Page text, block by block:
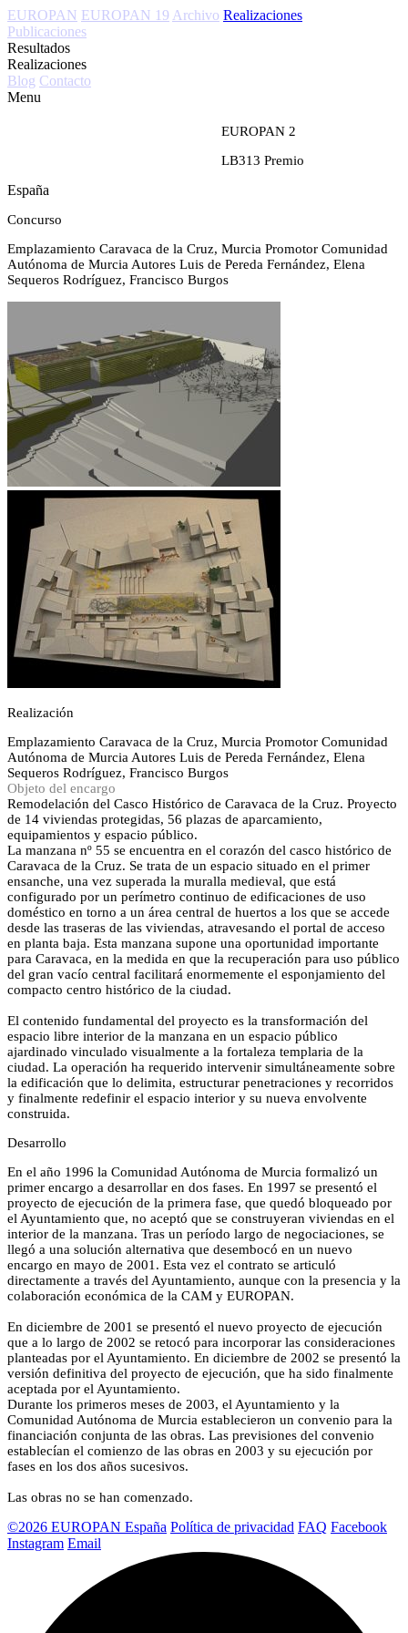
EUROPAN EUROPAN 19 Archivo Realizaciones
Publicaciones
Resultados
Realizaciones
Blog Contacto
Menu
EUROPAN 2
LB313 Premio
España
Concurso
Emplazamiento Caravaca de la Cruz, Murcia Promotor Comunidad
Autónoma de Murcia Autores Luis de Pereda Fernández, Elena
Sequeros Rodríguez, Francisco Burgos
Realización
Emplazamiento Caravaca de la Cruz, Murcia Promotor Comunidad
Autónoma de Murcia Autores Luis de Pereda Fernández, Elena
Sequeros Rodríguez, Francisco Burgos
Objeto del encargo
Remodelación del Casco Histórico de Caravaca de la Cruz. Proyecto
de 14 viviendas protegidas, 56 plazas de aparcamiento,
equipamientos y espacio público.
La manzana nº 55 se encuentra en el corazón del casco histórico de
Caravaca de la Cruz. Se trata de un espacio situado en el primer
ensanche, una vez superada la muralla medieval, que está
configurado por un perímetro continuo de edificaciones de uso
doméstico en torno a un área central de huertos a los que se accede
desde las traseras de las viviendas, atravesando el portal de acceso
en planta baja. Esta manzana supone una oportunidad importante
para Caravaca, en la medida en que la recuperación para uso público
del gran vacío central facilitará enormemente el esponjamiento del
compacto centro histórico de la ciudad.
El contenido fundamental del proyecto es la transformación del
espacio libre interior de la manzana en un espacio público
ajardinado vinculado visualmente a la fortaleza templaria de la
ciudad. La operación ha requerido intervenir simultáneamente sobre
la edificación que lo delimita, estructurar penetraciones y recorridos
y finalmente redefinir el espacio interior y su nueva envolvente
construida.
Desarrollo
En el año 1996 la Comunidad Autónoma de Murcia formalizó un
primer encargo a desarrollar en dos fases. En 1997 se presentó el
proyecto de ejecución de la primera fase, que quedó bloqueado por
el Ayuntamiento que, no aceptó que se construyeran viviendas en el
interior de la manzana. Tras un período largo de negociaciones, se
llegó a una solución alternativa que desembocó en un nuevo
encargo en mayo de 2001. Esta vez el contrato se articuló
directamente a través del Ayuntamiento, aunque con la presencia y la
colaboración económica de la CAM y EUROPAN.
En diciembre de 2001 se presentó el nuevo proyecto de ejecución
que a lo largo de 2002 se retocó para incorporar las consideraciones
planteadas por el Ayuntamiento. En diciembre de 2002 se presentó la
versión definitiva del proyecto de ejecución, que ha sido finalmente
aceptada por el Ayuntamiento.
Durante los primeros meses de 2003, el Ayuntamiento y la
Comunidad Autónoma de Murcia establecieron un convenio para la
financiación conjunta de las obras. Las previsiones del convenio
establecían el comienzo de las obras en 2003 y su ejecución por
fases en los dos años sucesivos.
Las obras no se han comenzado.
©2026 EUROPAN España Política de privacidad FAQ Facebook
Instagram Email